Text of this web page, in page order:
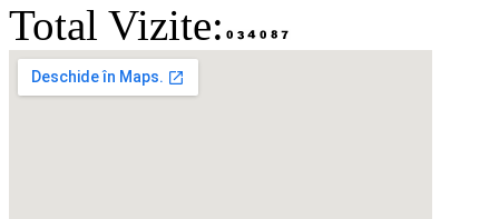
Total Vizite: